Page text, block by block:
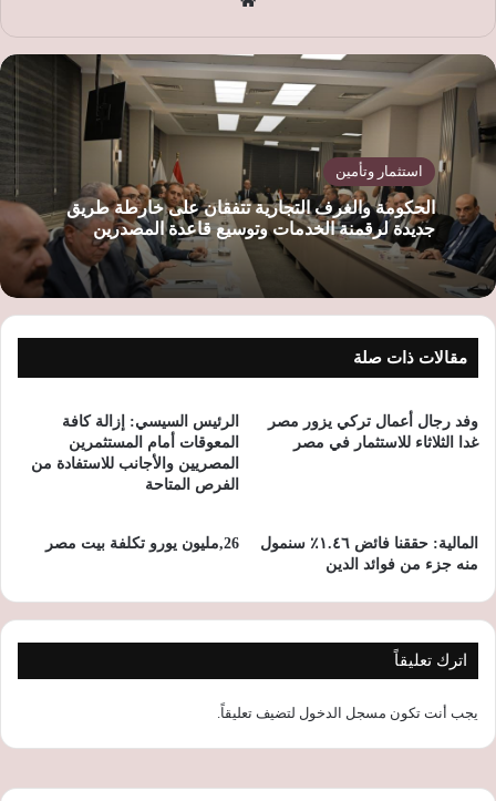
الوي
ب
استثمار وتأمين
الحكومة والغرف التجارية تتفقان على خارطة طريق
جديدة لرقمنة الخدمات وتوسيع قاعدة المصدرين
مقالات ذات صلة
وفد رجال أعمال تركي يزور مصر
غدا الثلاثاء للاستثمار في مصر
الرئيس السيسي: إزالة كافة
المعوقات أمام المستثمرين
المصريين والأجانب للاستفادة من
الفرص المتاحة
المالية: حققنا فائض ١.٤٦٪ سنمول
منه جزء من فوائد الدين
26,مليون يورو تكلفة بيت مصر
اترك تعليقاً
يجب أنت تكون مسجل الدخول لتضيف تعليقاً.